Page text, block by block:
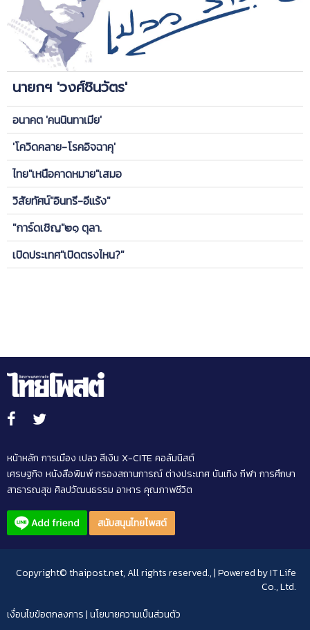
นายกฯ 'วงศ์ชินวัตร'
อนาคต 'คนนินทาเมีย'
'โควิดคลาย-โรคอิจฉาคุ'
ไทย"เหนือคาดหมาย"เสมอ
วิสัยทัศน์"อินทรี-อีแร้ง"
"การ์ดเชิญ"๒๑ ตุลา.
เปิดประเทศ"เปิดตรงไหน?"
หน้าหลัก การเมือง เปลว สีเงิน X-CITE คอลัมนิสต์
เศรษฐกิจ หนังสือพิมพ์กรองสถานการณ์ต่างประเทศบันเทิง กีฬา การศึกษา
สาธารณสุข ศิลปวัฒนธรรม อาหาร คุณภาพชีวิต
สนับสนุนไทยโพสต์
Copyright© thaipost.net, All rights reserved., | Powered byIT Life
Co., Ltd.
เงื่อนไขข้อตกลงการ|นโยบายความเป็นส่วนตัว